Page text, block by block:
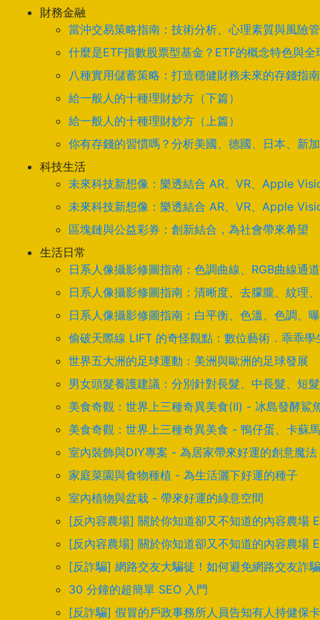
財務金融
當沖交易策略指南：技術分析、心理素質與風險
什麼是ETF指數股票型基金？ETF的概念特色與全
八種實用儲蓄策略：打造穩健財務未來的存錢指南
給一般人的十種理財妙方（下篇）
給一般人的十種理財妙方（上篇）
你有存錢的習慣嗎？分析美國、德國、日本、新
科技生活
未來科技新想像：樂透結合 AR、VR、Apple
未來科技新想像：樂透結合 AR、VR、Apple
區塊鏈與公益彩券：創新結合，為社會帶來希望
生活日常
日系人像攝影修圖指南：色調曲線、RGB曲線通
日系人像攝影修圖指南：清晰度、去朦朧、紋理
日系人像攝影修圖指南：白平衡、色溫、色調、
偷破天際線 LIFT 的奇怪觀點：數位藝術．乖乖學
世界五大洲的足球運動：美洲與歐洲的足球發展
男女頭髮養護建議：分別針對長髮、中長髮、短
美食奇觀：世界上三種奇異美食(II) - 冰島發酵鯊
美食奇觀：世界上三種奇異美食 - 鴨仔蛋、卡蘇
室內裝飾與DIY專案 - 為居家帶來好運的創意魔法
家庭菜園與食物種植 - 為生活灑下好運的種子
室內植物與盆栽 - 帶來好運的綠意空間
[反內容農場] 關於你知道卻又不知道的內容農場
[反內容農場] 關於你知道卻又不知道的內容農場
[反詐騙] 網路交友大騙徒！如何避免網路交友詐
30 分鐘的超簡單 SEO 入門
[反詐騙] 假冒的戶政事務所人員告知有人持健保